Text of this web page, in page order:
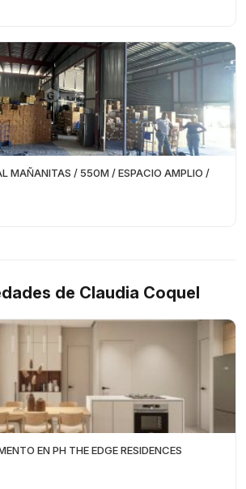
MAÑANITAS / 550M / ESPACIO AMPLIO /
de Claudia Coquel
EN PH THE EDGE RESIDENCES